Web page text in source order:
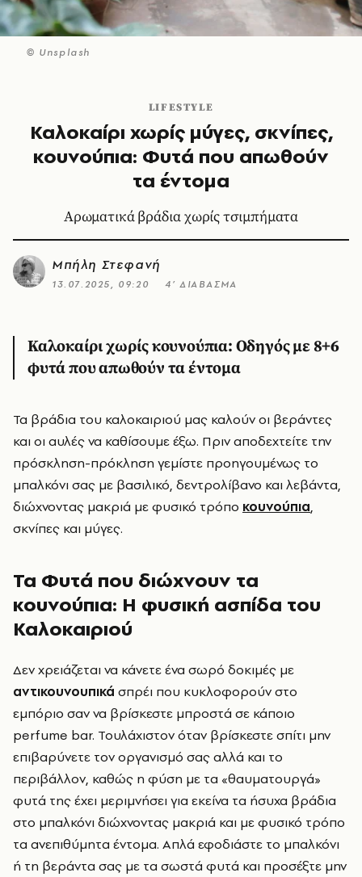
© Unsplash
LIFESTYLE
Καλοκαίρι χωρίς μύγες, σκνίπες,
κουνούπια: Φυτά που απωθούν
τα έντομα
Αρωματικά βράδια χωρίς τσιμπήματα
Μπήλη Στεφανή
13.07.2025, 09:20 4’ ΔΙΑΒΑΣΜΑ
Καλοκαίρι χωρίς κουνούπια: Οδηγός με 8+6
φυτά που απωθούν τα έντομα
Τα βράδια του καλοκαιριού μας καλούν οι βεράντες
και οι αυλές να καθίσουμε έξω. Πριν αποδεχτείτε την
πρόσκληση-πρόκληση γεμίστε προηγουμένως το
μπαλκόνι σας με βασιλικό, δεντρολίβανο και λεβάντα,
διώχνοντας μακριά με φυσικό τρόπο κουνούπια,
σκνίπες και μύγες.
Τα Φυτά που διώχνουν τα
κουνούπια: Η φυσική ασπίδα του
Καλοκαιριού
Δεν χρειάζεται να κάνετε ένα σωρό δοκιμές με
αντικουνουπικά σπρέι που κυκλοφορούν στο
εμπόριο σαν να βρίσκεστε μπροστά σε κάποιο
perfume bar. Τουλάχιστον όταν βρίσκεστε σπίτι μην
επιβαρύνετε τον οργανισμό σας αλλά και το
περιβάλλον, καθώς η φύση με τα «θαυματουργά»
φυτά της έχει μεριμνήσει για εκείνα τα ήσυχα βράδια
στο μπαλκόνι διώχνοντας μακριά και με φυσικό τρόπο
τα ανεπιθύμητα έντομα. Απλά εφοδιάστε το μπαλκόνι
ή τη βεράντα σας με τα σωστά φυτά και προσέξτε μην